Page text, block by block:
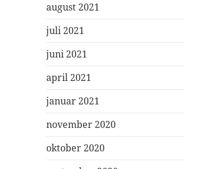
august 2021
juli 2021
juni 2021
april 2021
januar 2021
november 2020
oktober 2020